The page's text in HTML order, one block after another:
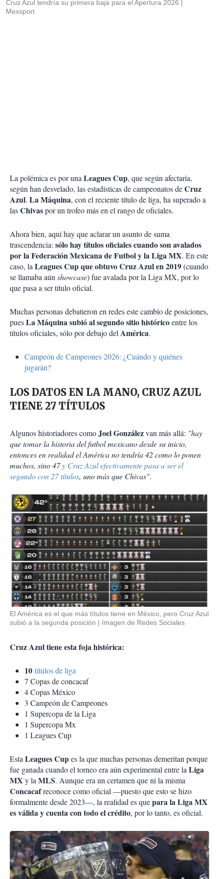
Cruz Azul tendría su primera baja para el Apertura 2026
Mexsport
La polémica es por unaLeagues Cup, que según afectaría,
según han desvelado, las estadísticas de campeonatos deCruz
Azul. La Máquina, con el reciente título de liga, ha superado a
lasChivaspor un trofeo más en el rango de oficiales.
Ahora bien, aquí hay que aclarar un asunto de suma
trascendencia: sólo hay títulos oficiales cuando son avalados
por la Federación Mexicana de Futbol y la Liga MX. En este
caso, laLeagues Cup que obtuvo Cruz Azul en 2019(cuando
se llamaba aúnshowcase) fue avalada por la Liga MX, por lo
que pasa a ser título oficial.
Muchas personas debatieron en redes este cambio de posiciones,
puesLa Máquina subió al segundo sitio históricoentre los
títulos oficiales, sólo por debajo delAmérica.
Campeón de Campeones 2026: ¿Cuándo y quiénes
jugarán?
LOS DATOS EN LA MANO, CRUZ AZUL
TIENE 27 TÍTULOS
Algunos historiadores comoJoel Gonzálezvan más allá: "hay
que tomar la historia del futbol mexicano desde su inicio,
entonces en realidad el América no tendría 42 como lo ponen
muchos, sino 47y Cruz Azul efectivamente pasa a ser el
segundo con 27 títulos, uno más que Chivas".
El América es el que más títulos tiene en México, pero Cruz Azul
subió a la segunda posición
Imagen de Redes Sociales
Cruz Azul tiene esta foja histórica:
10 títulos de liga
7 Copas de concacaf
4 Copas México
3 Campeón de Campeones
1 Supercopa de la Liga
1 Supercopa Mx
1 Leagues Cup
EstaLeagues Cupes la que muchas personas demeritan porque
fue ganada cuando el torneo era aún experimental entre laLiga
MX y laMLS. Aunque era un certamen que ni la misma
Concacafreconoce como oficial —puesto que esto se hizo
formalmente desde 2023—, la realidad es quepara la Liga MX
es válida y cuenta con todo el crédito, por lo tanto, es oficial.